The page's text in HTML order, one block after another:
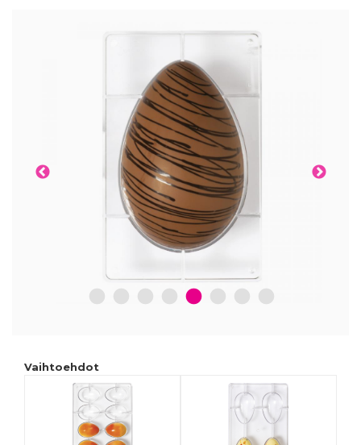
2 3 4 5 6 7 8
Vaihtoehdot